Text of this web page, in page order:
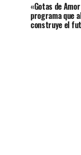
«Gotas de
programa que
construye el